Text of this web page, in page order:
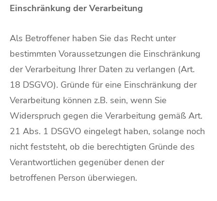
Einschränkung der Verarbeitung
Als Betroffener haben Sie das Recht unter
bestimmten Voraussetzungen die Einschränkung
der Verarbeitung Ihrer Daten zu verlangen (Art.
18 DSGVO). Gründe für eine Einschränkung der
Verarbeitung können z.B. sein, wenn Sie
Widerspruch gegen die Verarbeitung gemäß Art.
21 Abs. 1 DSGVO eingelegt haben, solange noch
nicht feststeht, ob die berechtigten Gründe des
Verantwortlichen gegenüber denen der
betroffenen Person überwiegen.